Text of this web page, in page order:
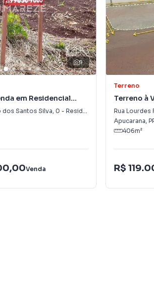
9
em Residencial
dos Santos Silva, 0 - Residencial Araucária
Venda
Terreno
Terreno à
Araucária
Rua Lourdes
Apucarana,
406m²
R$